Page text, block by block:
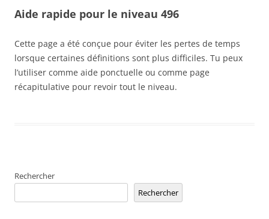
Aide rapide pour le niveau 496
Cette page a été conçue pour éviter les pertes de temps
lorsque certaines définitions sont plus difficiles. Tu peux
l’utiliser comme aide ponctuelle ou comme page
récapitulative pour revoir tout le niveau.
Rechercher
Rechercher